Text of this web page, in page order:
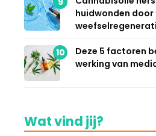
huidwonden door
10
Deze 5 factoren
werking van
Wat vind jij?